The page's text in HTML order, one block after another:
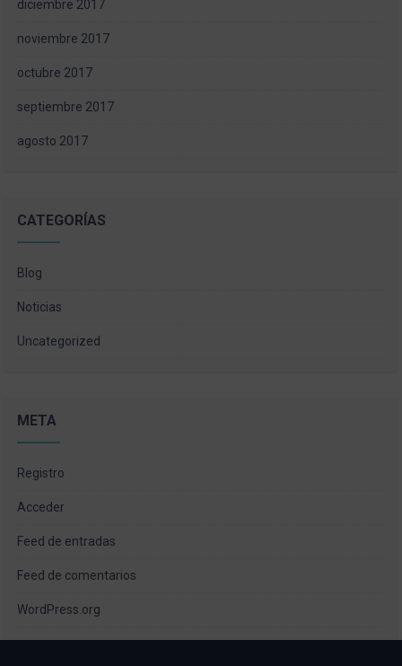
diciembre 2017
noviembre 2017
octubre 2017
septiembre 2017
agosto 2017
CATEGORÍAS
Blog
Noticias
Uncategorized
META
Registro
Acceder
Feed de entradas
Feed de comentarios
WordPress.org